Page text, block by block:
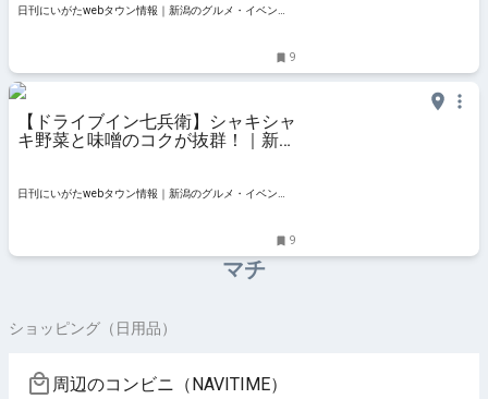
日刊にいがたwebタウン情報｜新潟のグルメ・イベン
9
【ドライブイン七兵衛】シャキシャ
キ野菜と味噌のコクが抜群！｜新発
日刊にいがたwebタウン情報｜新潟のグルメ・イベン
9
マチ
ショッピング（日用品）
周辺のコンビニ（NAVITIME）